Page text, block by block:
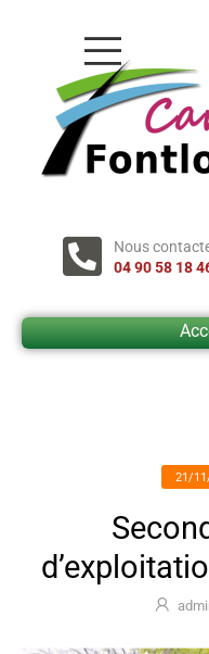
Nous
04 90 58 18
21/